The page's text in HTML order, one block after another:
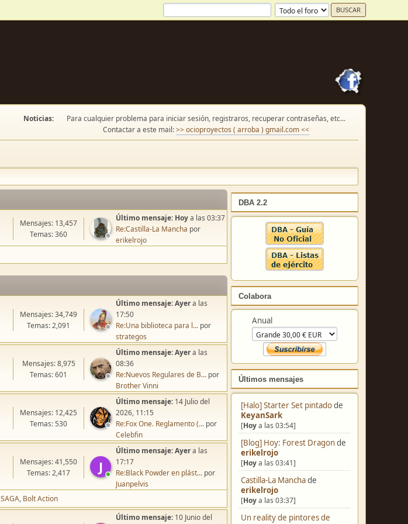
Noticias:
Para cualquier problema para iniciar sesión, registraros, recuperar contraseñas, etc...
Contactar a este mail:>> ocioproyectos ( arroba ) gmail.com <<
DBA 2.2
Colabora
Anual
Últimos mensajes
[Halo] Starter Set pintadode
KeyanSark
[Hoya las 03:54]
[Blog] Hoy: Forest Dragonde
erikelrojo
[Hoya las 03:41]
Castilla-La Manchade
erikelrojo
[Hoya las 03:37]
Un reality de pintores de
Mensajes: 13,457
Temas: 360
Último mensaje: Hoya las 03:37
Re:Castilla-La Mancha por
erikelrojo
Mensajes: 34,749
Temas: 2,091
Último mensaje:Ayera las
17:50
Re:Una biblioteca para l... por
strategos
Mensajes: 8,975
Temas: 601
Último mensaje:Ayera las
08:36
Re:Nuevos Regulares de B... por
Brother Vinni
Mensajes: 12,425
Temas: 530
Último mensaje: 14 Julio del
2026, 11:15
Re:Fox One. Reglamento (... por
Celebfin
J
Mensajes: 41,550
Temas: 2,417
Último mensaje:Ayera las
17:17
Re:Black Powder en plást... por
Juanpelvis
SAGA Bolt Action
Último mensaje: 10 Junio del